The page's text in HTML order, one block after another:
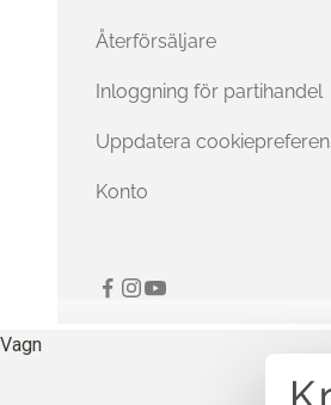
Återförsäljare
Inloggning för partihandel
Uppdatera
Konto
Vagn